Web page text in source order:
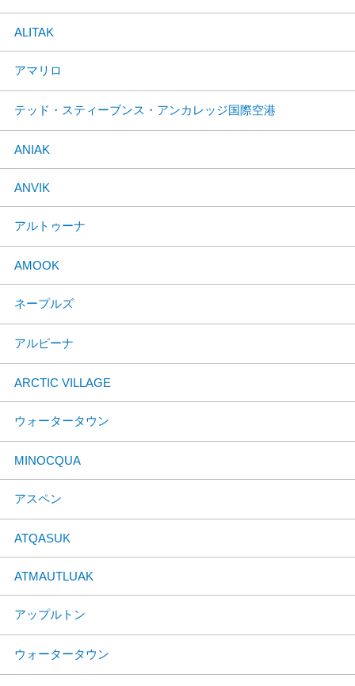
ALITAK
アマリロ
テッド・スティーブンス・アンカレッジ国際空港
ANIAK
ANVIK
アルトゥーナ
AMOOK
ネープルズ
アルピーナ
ARCTIC VILLAGE
ウォータータウン
MINOCQUA
アスペン
ATQASUK
ATMAUTLUAK
アップルトン
ウォータータウン